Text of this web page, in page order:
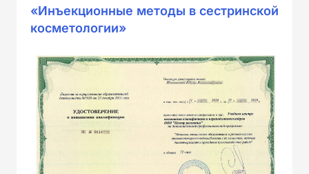
«Инъекционные методы в сестринской
косметологии»